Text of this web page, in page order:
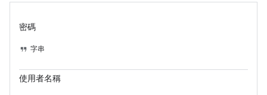
密碼
字串
使用者名稱